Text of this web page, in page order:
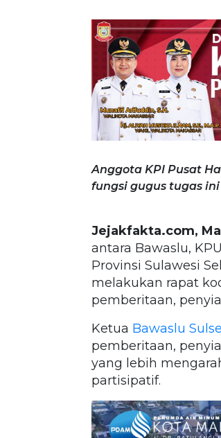
Anggota KPI Pusat
fungsi gugus tugas
Jejakfakta.com,
antara Bawaslu,
Provinsi Sulawesi
melakukan rapat
pemberitaan,
Ketua Bawaslu Sulsel
pemberitaan,
yang lebih
partisipatif.